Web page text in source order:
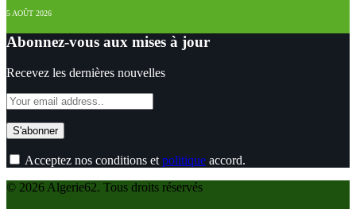
5 AOÛT 2026
Abonnez-vous aux mises à jour
Recevez les dernières nouvelles
Acceptez nos conditions et politique accord.
© 2026 Algerie62. Tous droits réservés